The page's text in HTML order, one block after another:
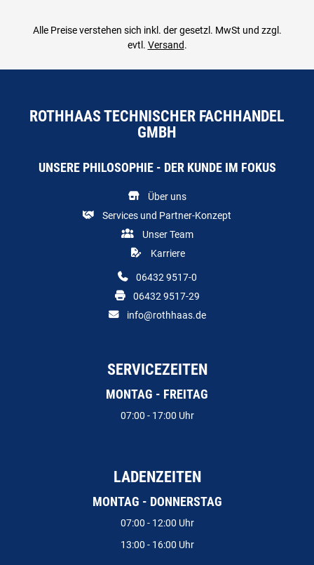
Alle Preise verstehen sich inkl. der gesetzl. MwSt und zzgl.
evtl. Versand.
ROTHHAAS TECHNISCHER FACHHANDEL
GMBH
UNSERE PHILOSOPHIE - DER KUNDE IM FOKUS
Über uns
Services und Partner-Konzept
Unser Team
Karriere
06432 9517-0
06432 9517-29
info@rothhaas.de
SERVICEZEITEN
MONTAG - FREITAG
07:00 - 17:00 Uhr
LADENZEITEN
MONTAG - DONNERSTAG
07:00 - 12:00 Uhr
13:00 - 16:00 Uhr